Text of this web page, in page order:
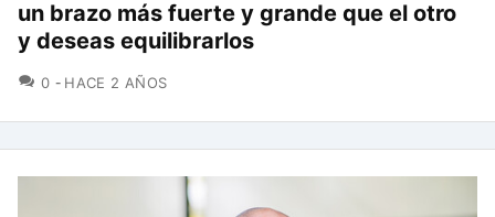
un brazo más fuerte y grande que el otro
y deseas equilibrarlos
0 COMENTARIOS
HACE 2 AÑOS